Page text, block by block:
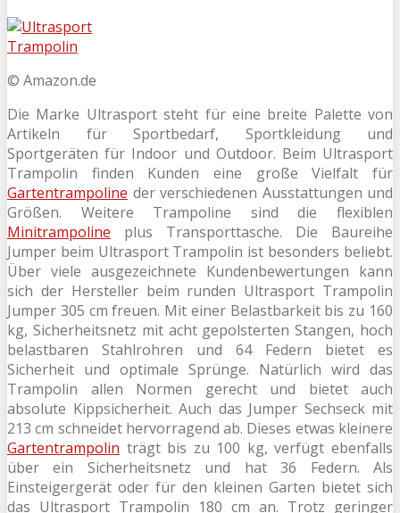
© Amazon.de
Die Marke Ultrasport steht für eine breite Palette von
Artikeln für Sportbedarf, Sportkleidung und
Sportgeräten für Indoor und Outdoor. Beim Ultrasport
Trampolin finden Kunden eine große Vielfalt für
Gartentrampoline der verschiedenen Ausstattungen und
Größen. Weitere Trampoline sind die flexiblen
Minitrampoline plus Transporttasche. Die Baureihe
Jumper beim Ultrasport Trampolin ist besonders beliebt.
Über viele ausgezeichnete Kundenbewertungen kann
sich der Hersteller beim runden Ultrasport Trampolin
Jumper 305 cm freuen. Mit einer Belastbarkeit bis zu 160
kg, Sicherheitsnetz mit acht gepolsterten Stangen, hoch
belastbaren Stahlrohren und 64 Federn bietet es
Sicherheit und optimale Sprünge. Natürlich wird das
Trampolin allen Normen gerecht und bietet auch
absolute Kippsicherheit. Auch das Jumper Sechseck mit
213 cm schneidet hervorragend ab. Dieses etwas kleinere
Gartentrampolin trägt bis zu 100 kg, verfügt ebenfalls
über ein Sicherheitsnetz und hat 36 Federn. Als
Einsteigergerät oder für den kleinen Garten bietet sich
das Ultrasport Trampolin 180 cm an. Trotz geringer